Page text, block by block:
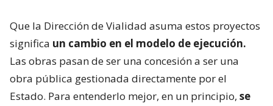
Que la Dirección de Vialidad asuma estos proyectos
significa un cambio en el modelo de ejecución.
Las obras pasan de ser una concesión a ser una
obra pública gestionada directamente por el
Estado. Para entenderlo mejor, en un principio, se